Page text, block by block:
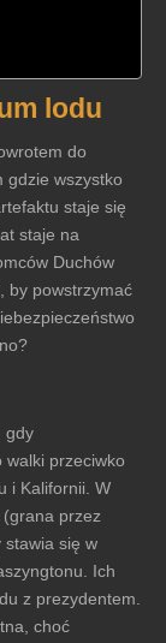
lodu
do
gdzie wszystko
staje się
staje na
Duchów
by powstrzymać
gdy
przeciwko
i Kalifornii. W
przez
stawia się w
Ich
z prezydentem.
choć